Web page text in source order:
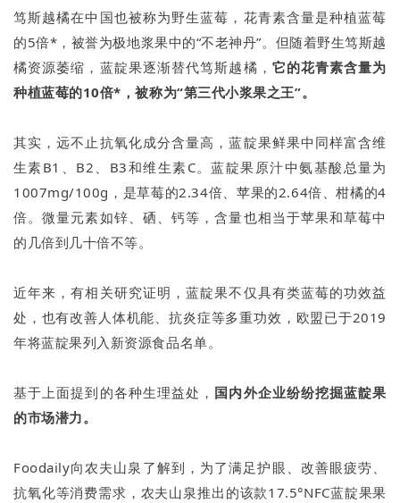
笃斯越橘在中国也被称为野生蓝莓，花青素含量是种植蓝莓
的5倍*，被誉为极地浆果中的“不老神丹”。但随着野生笃斯越
橘资源萎缩，蓝靛果逐渐替代笃斯越橘， 它的花青素含量为
种植蓝莓的10倍*，被称为“第三代小浆果之王”。
其实，远不止抗氧化成分含量高，蓝靛果鲜果中同样富含维
生素B1、B2、B3和维生素C。蓝靛果原汁中氨基酸总量为
1007mg/100g，是草莓的2.34倍、苹果的2.64倍、柑橘的4
倍。微量元素如锌、硒、钙等，含量也相当于苹果和草莓中
的几倍到几十倍不等。
近年来，有相关研究证明，蓝靛果不仅具有类蓝莓的功效益
处，也有改善人体机能、抗炎症等多重功效，欧盟已于2019
年将蓝靛果列入新资源食品名单。
基于上面提到的各种生理益处， 国内外企业纷纷挖掘蓝靛果
的市场潜力。
Foodaily向农夫山泉了解到，为了满足护眼、改善眼疲劳、
抗氧化等消费需求，农夫山泉推出的该款17.5°NFC蓝靛果果